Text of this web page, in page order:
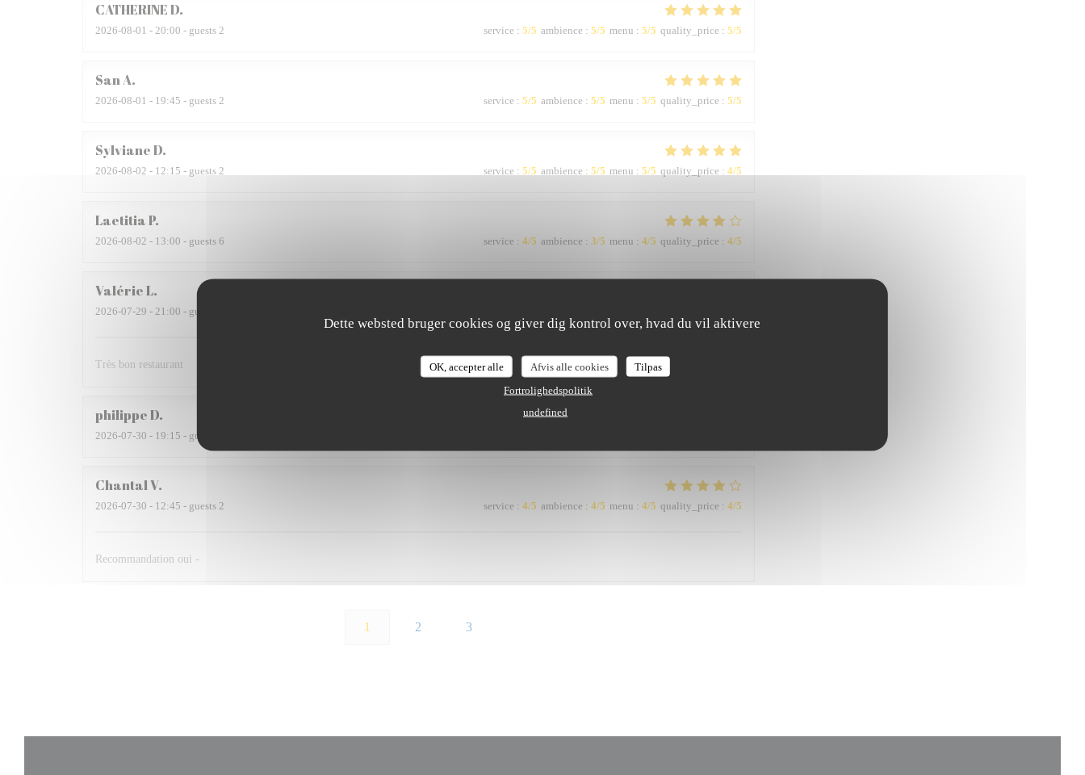
Dette websted bruger cookies og giver dig kontrol over, hvad du vil aktivere
OK, accepter alle Afvis alle cookies
Tilpas
Fortrolighedspolitik
undefined
CATHERINED
2026-08-01 - 20:00 - guests 2 service : 5/5 ambience : 5/5 menu : 5/5 quality_price : 5/5
SanA
2026-08-01 - 19:45 - guests 2 service : 5/5 ambience : 5/5 menu : 5/5 quality_price : 5/5
SylvianeD
2026-08-02 - 12:15 - guests 2 service : 5/5 ambience : 5/5 menu : 5/5 quality_price : 4/5
LaetitiaP
2026-08-02 - 13:00 - guests 6 service : 4/5 ambience : 3/5 menu : 4/5 quality_price : 4/5
ValérieL
2026-07-29 - 21:00 - guests 3
Très bon restaurant
philippeD
2026-07-30 - 19:15 - guests 4
ChantalV
2026-07-30 - 12:45 - guests 2 service : 4/5 ambience : 4/5 menu : 4/5 quality_price : 4/5
Recommandation oui -
1 2 3